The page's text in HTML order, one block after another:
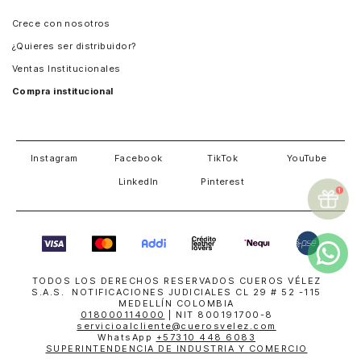
Crece con nosotros
¿Quieres ser distribuidor?
Ventas Institucionales
Compra institucional
Instagram Facebook TikTok YouTube
LinkedIn Pinterest
TODOS LOS DERECHOS RESERVADOS CUEROS VÉLEZ
S.A.S. NOTIFICACIONES JUDICIALES CL 29 # 52 -115
MEDELLÍN COLOMBIA
018000114000
| NIT 800191700-8
servicioalcliente@cuerosvelez.com
WhatsApp +57310 448 6083
SUPERINTENDENCIA DE INDUSTRIA Y COMERCIO